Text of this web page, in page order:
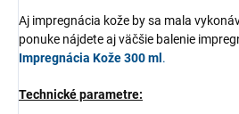
Aj impregnácia kože by sa mala
ponuke nájdete aj väčšie balenie
Impregnácia Kože 300 ml .
Technické parametre: